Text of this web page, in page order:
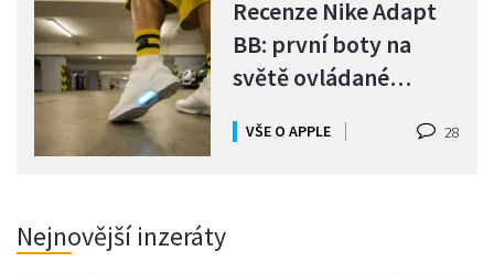
Recenze Nike Adapt
BB: první boty na
světě ovládané
VŠE O APPLE 28
Nejnovější inzeráty